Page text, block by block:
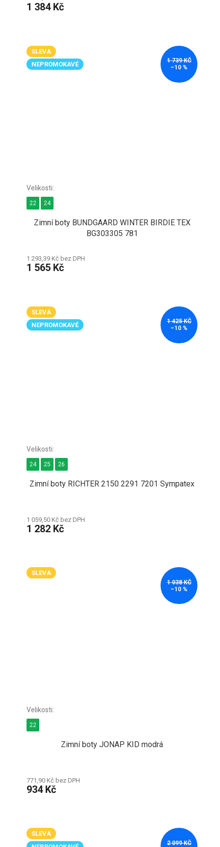
1 384 Kč
SLEVA
NEPROMOKAVÉ
1 739 KČ
–10 %
Zimní boty BUNDGAARD WINTER BIRDIE TEX
BG303305 781
1 293,39 Kč bez DPH
1 565 Kč
22 24
SLEVA
NEPROMOKAVÉ
1 425 KČ
–10 %
Zimní boty RICHTER 2150 2291 7201 Sympatex
1 059,50 Kč bez DPH
1 282 Kč
24 25 26
SLEVA
1 038 KČ
–10 %
Zimní boty JONAP KID modrá
771,90 Kč bez DPH
934 Kč
22
SLEVA
2 099 KČ